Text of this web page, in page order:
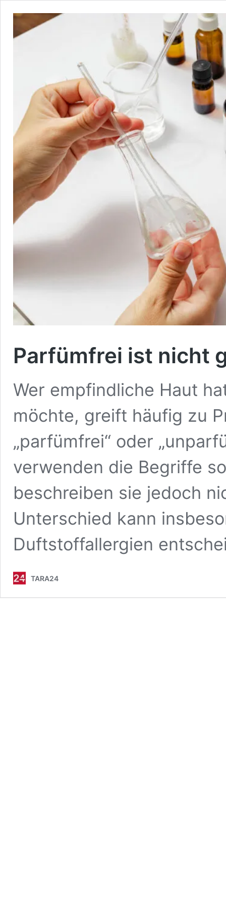
Parfümfrei ist nicht
Wer empfindliche Haut
möchte, greift häufig zu
„parfümfrei“ oder
verwenden die Begriffe
beschreiben sie jedoch
Unterschied kann
Duftstoffallergien
TARA24